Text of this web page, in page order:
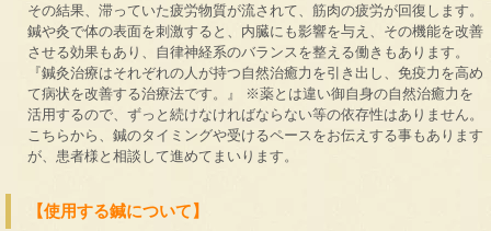
その結果、滞っていた疲労物質が流されて、筋肉の疲労が回復します。
鍼や灸で体の表面を刺激すると、内臓にも影響を与え、その機能を改善
させる効果もあり、自律神経系のバランスを整える働きもあります。
『鍼灸治療はそれぞれの人が持つ自然治癒力を引き出し、免疫力を高め
て病状を改善する治療法です。』 ※薬とは違い御自身の自然治癒力を
活用するので、ずっと続けなければならない等の依存性はありません。
こちらから、鍼のタイミングや受けるペースをお伝えする事もあります
が、患者様と相談して進めてまいります。
【使用する鍼について】